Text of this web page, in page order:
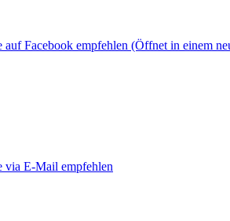
auf Facebook empfehlen (Öffnet in einem
via E-Mail empfehlen